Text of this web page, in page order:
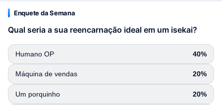
Enquete da Semana
Qual seria a sua reencarnação ideal em um isekai?
Humano OP 40%
Máquina de vendas 20%
Um porquinho 20%